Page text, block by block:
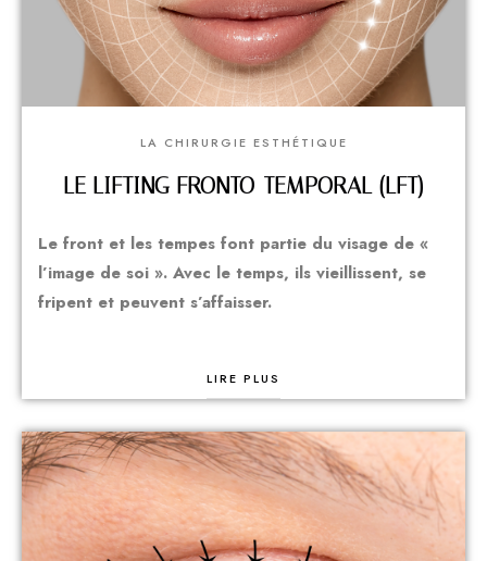
LA CHIRURGIE ESTHÉTIQUE
LE LIFTING FRONTO-TEMPORAL (LFT)
Le front et les tempes font partie du visage de «
l’image de soi ». Avec le temps, ils vieillissent, se
fripent et peuvent s’affaisser.
LIRE PLUS